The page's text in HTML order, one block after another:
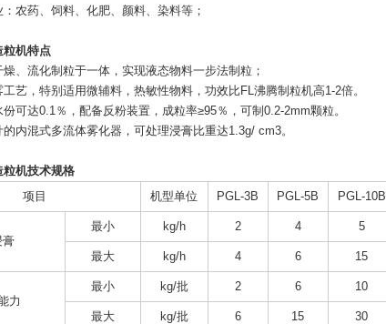
药、饲料、化肥、颜料、染料等；
粒机特点
流化制粒于一体，实现液态物料一步法制粒；
，特别适用微辅料，热敏性物料，功效比FL沸腾制粒机高1-2倍。
达0.1％，配备反粉装置，成粒率≥95％，可制0.2-2mm颗粒。
混式多流体雾化器，可处理浸膏比重达1.3g/ cm3。
粒机技术规格
项目
机型单位 PGL-3B PGL-5B PGL-10B
膏
最小 kg/h 2 4 5
最大 kg/h 4 6 15
力
最小 kg/批 2 6 10
最大 kg/批 6 15 30